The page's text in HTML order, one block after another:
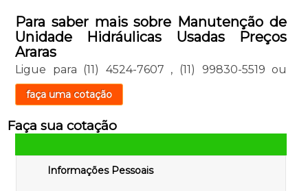
Para saber mais sobre Manutenção de
Unidade Hidráulicas Usadas Preços
Araras
Ligue para (11) 4524-7607 , (11) 99830-5519 ou
faça uma cotação
Faça sua cotação
Informações Pessoais